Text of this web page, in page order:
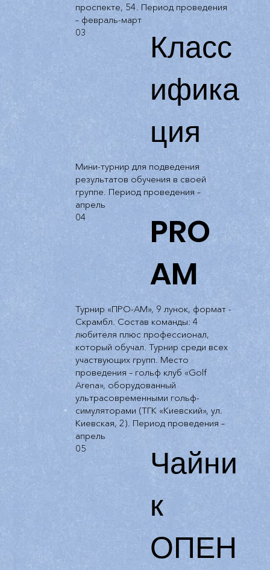
проспекте, 54. Период проведения
– февраль-март
03
Класс
ифика
ция
Мини-турнир для подведения
результатов обучения в своей
группе. Период проведения –
апрель
04
PRO
AM
Турнир «ПРО-АМ», 9 лунок, формат -
Скрамбл. Состав команды: 4
любителя плюс профессионал,
который обучал. Турнир среди всех
участвующих групп. Место
проведения – гольф клуб «Golf
Arena», оборудованный
ультрасовременными гольф-
симуляторами (ТГК «Киевский», ул.
Киевская, 2). Период проведения –
апрель
05
Чайни
к
ОПЕН